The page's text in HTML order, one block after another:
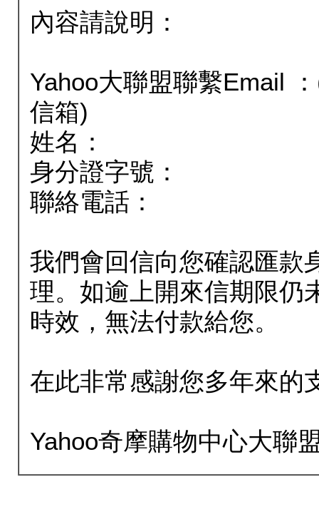
內容請說明：
Yahoo大聯盟聯繫Email
信箱)
姓名：
身分證字號：
聯絡電話：
我們會回信向您確認匯款
理。如逾上開來信期限仍
時效，無法付款給您。
在此非常感謝您多年來的
Yahoo奇摩購物中心大